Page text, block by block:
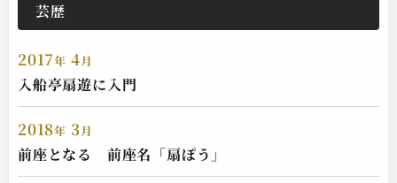
一目上がり
2023.06.10 | 12分
芸歴
2017年 4月
入船亭扇遊に入門
2018年 3月
前座となる 前座名「扇ぽう」